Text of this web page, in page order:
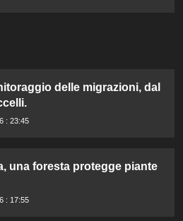
delle migrazioni, dal
: 23:45
una foresta protegge piante
: 17:55